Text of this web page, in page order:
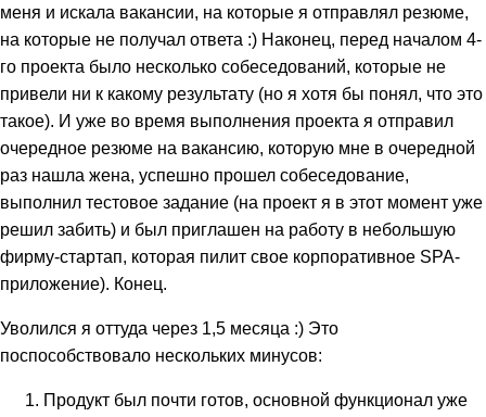
меня и искала вакансии, на которые я отправлял резюме,
на которые не получал ответа :) Наконец, перед началом 4-
го проекта было несколько собеседований, которые не
привели ни к какому результату (но я хотя бы понял, что это
такое). И уже во время выполнения проекта я отправил
очередное резюме на вакансию, которую мне в очередной
раз нашла жена, успешно прошел собеседование,
выполнил тестовое задание (на проект я в этот момент уже
решил забить) и был приглашен на работу в небольшую
фирму-стартап, которая пилит свое корпоративное SPA-
приложение). Конец.
Уволился я оттуда через 1,5 месяца :) Это
поспособствовало нескольких минусов:
Продукт был почти готов, основной функционал уже